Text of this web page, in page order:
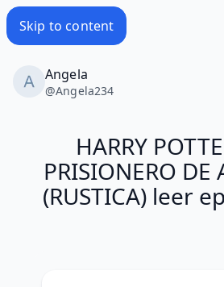
Skip to content
Angela
@Angela234
HARRY
PRISIONERO DE
(RUSTICA) leer